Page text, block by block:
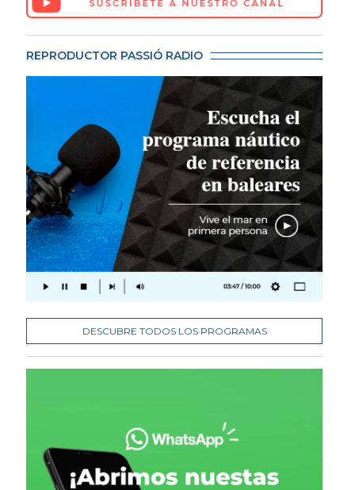
REPRODUCTOR PASSIÓ RADIO
DESCUBRE TODOS LOS PROGRAMAS